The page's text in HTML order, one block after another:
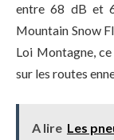
entre 68 dB et
Mountain Snow
Loi Montagne,
sur les routes
A lire Les